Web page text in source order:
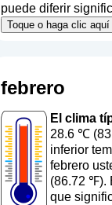
puede diferir
Toque o haga clic
febrero
El clima
28.6 ℃
inferior
febrero
(86.72 ℉).
que